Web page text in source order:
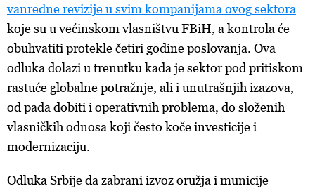
vanrednerevizijeu svim kompanijama ovogsektora
kojesu u većinskom vlasništvu FBiH, a kontrola će
obuhvatiti protekle četiri godine poslovanja. Ova
odluka dolazi u trenutku kada je sektor pod pritiskom
rastuće globalne potražnje, ali i unutrašnjih izazova,
od pada dobiti i operativnih problema, do složenih
vlasničkih odnosa koji često koče investicije i
modernizaciju.
Odluka Srbije da zabrani izvoz oružja i municije